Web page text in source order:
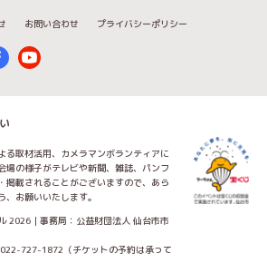
お問い合わせ プライバシーポリシー
る取材活用、カメラマンボランティアに
場の様子がテレビや新聞、雑誌、パンフ
掲載されることがございますので、あら
お願いいたします。
2026｜事務局：公益財団法人 仙台市市
727-1872（チケットの予約は承って